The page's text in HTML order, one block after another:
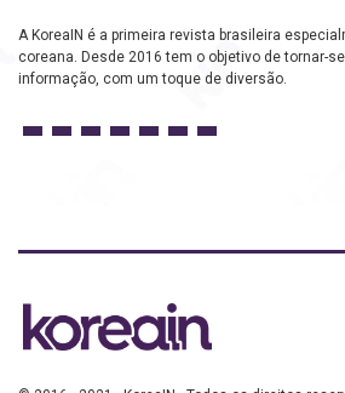
A KoreaIN é a primeira revista brasileira
coreana. Desde 2016 tem o objetivo de tornar-
informação, com um toque de diversão.